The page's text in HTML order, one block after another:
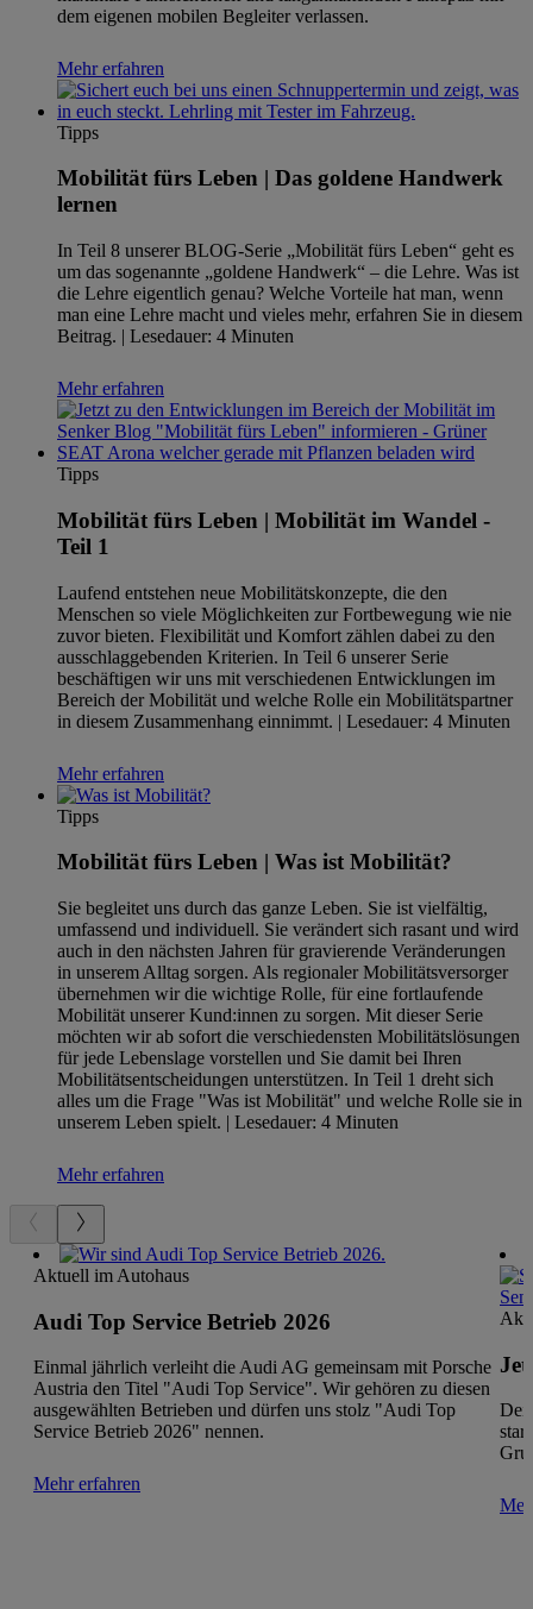
dem eigenen mobilen Begleiter verlassen.
Mehr erfahren
Tipps
Mobilität fürs Leben | Das goldene Handwerk
lernen
In Teil 8 unserer BLOG-Serie „Mobilität fürs Leben“ geht es
um das sogenannte „goldene Handwerk“ – die Lehre. Was ist
die Lehre eigentlich genau? Welche Vorteile hat man, wenn
man eine Lehre macht und vieles mehr, erfahren Sie in diesem
Beitrag. | Lesedauer: 4 Minuten
Mehr erfahren
Tipps
Mobilität fürs Leben | Mobilität im Wandel -
Teil 1
Laufend entstehen neue Mobilitätskonzepte, die den
Menschen so viele Möglichkeiten zur Fortbewegung wie nie
zuvor bieten. Flexibilität und Komfort zählen dabei zu den
ausschlaggebenden Kriterien. In Teil 6 unserer Serie
beschäftigen wir uns mit verschiedenen Entwicklungen im
Bereich der Mobilität und welche Rolle ein Mobilitätspartner
in diesem Zusammenhang einnimmt. | Lesedauer: 4 Minuten
Mehr erfahren
Tipps
Mobilität fürs Leben | Was ist Mobilität?
Sie begleitet uns durch das ganze Leben. Sie ist vielfältig,
umfassend und individuell. Sie verändert sich rasant und wird
auch in den nächsten Jahren für gravierende Veränderungen
in unserem Alltag sorgen. Als regionaler Mobilitätsversorger
übernehmen wir die wichtige Rolle, für eine fortlaufende
Mobilität unserer Kund:innen zu sorgen. Mit dieser Serie
möchten wir ab sofort die verschiedensten Mobilitätslösungen
für jede Lebenslage vorstellen und Sie damit bei Ihren
Mobilitätsentscheidungen unterstützen. In Teil 1 dreht sich
alles um die Frage "Was ist Mobilität" und welche Rolle sie in
unserem Leben spielt. | Lesedauer: 4 Minuten
Mehr erfahren
Aktuell im Autohaus
Audi Top Service Betrieb 2026
Einmal jährlich verleiht die Audi AG gemeinsam mit Porsche
Austria den Titel "Audi Top Service". Wir gehören zu diesen
ausgewählten Betrieben und dürfen uns stolz "Audi Top
Service Betrieb 2026" nennen.
Mehr erfahren